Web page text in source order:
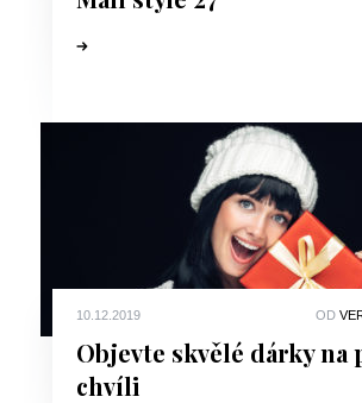
10.12.2019 OD
Objevte skvělé dárky na
chvíli